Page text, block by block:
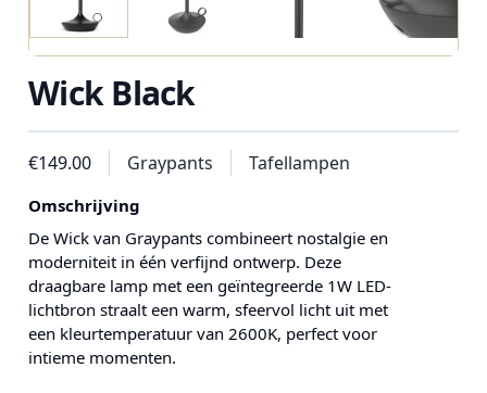
Wick Black
€149.00 Graypants Tafellampen
Omschrijving
De Wick van Graypants combineert nostalgie en
moderniteit in één verfijnd ontwerp. Deze
draagbare lamp met een geïntegreerde 1W LED-
lichtbron straalt een warm, sfeervol licht uit met
een kleurtemperatuur van 2600K, perfect voor
intieme momenten.